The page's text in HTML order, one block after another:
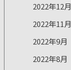
2022年12月
2022年11月
2022年9月
2022年8月